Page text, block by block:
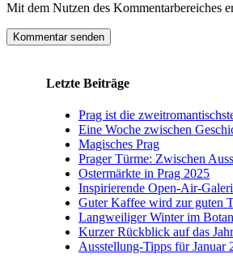
Mit dem Nutzen des Kommentarbereiches
Letzte Beiträge
Prag ist die
Eine Woche zwischen
Magisches Prag
Prager Türme: Zwischen
Ostermärkte in Prag 2025
Inspirierende Open-Air-
Guter Kaffee wird zur guten
Langweiliger Winter im
Kurzer Rückblick auf das
Ausstellung-Tipps für Januar